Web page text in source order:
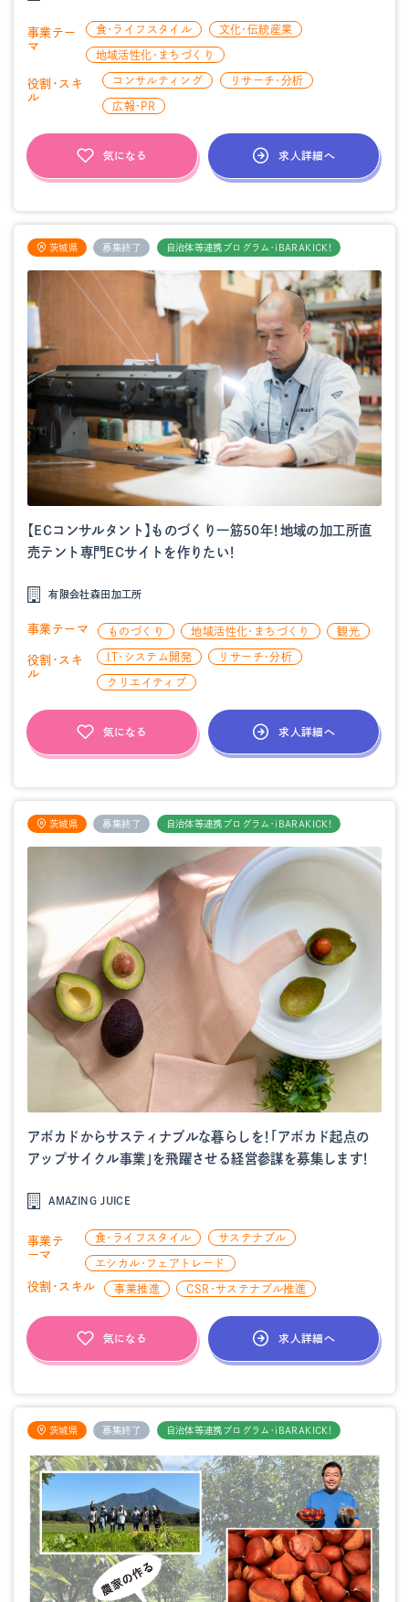
事業テー
マ
食・ライフスタイル 文化・伝統産業
地域活性化・まちづくり
役割・スキ
ル
コンサルティング リサーチ・分析
広報・PR
気になる 求人詳細へ
茨城県 募集終了 自治体等連携プログラム・iBARAKICK!
【ECコンサルタント】ものづくり一筋50年！地域の加工所直
売テント専門ECサイトを作りたい！
有限会社森田加工所
事業テーマ ものづくり 地域活性化・まちづくり 観光
役割・スキ
ル
IT・システム開発 リサーチ・分析
クリエイティブ
気になる 求人詳細へ
茨城県 募集終了 自治体等連携プログラム・iBARAKICK!
アボカドからサスティナブルな暮らしを！「アボカド起点の
アップサイクル事業」を飛躍させる経営参謀を募集します！
AMAZING JUICE
事業テ
ーマ
食・ライフスタイル サステナブル
エシカル・フェアトレード
役割・スキル 事業推進 CSR・サステナブル推進
気になる 求人詳細へ
茨城県 募集終了 自治体等連携プログラム・iBARAKICK!